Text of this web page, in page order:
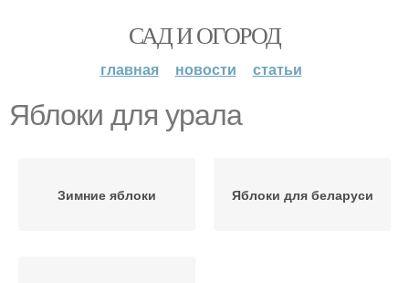
САД И ОГОРОД
главная новости статьи
Яблоки для урала
Зимние яблоки Яблоки для беларуси